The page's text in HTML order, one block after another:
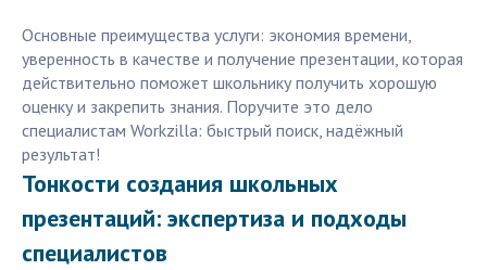
Основные преимущества услуги: экономия времени,
уверенность в качестве и получение презентации, которая
действительно поможет школьнику получить хорошую
оценку и закрепить знания. Поручите это дело
специалистам Workzilla: быстрый поиск, надёжный
результат!
Тонкости создания школьных
презентаций: экспертиза и подходы
специалистов